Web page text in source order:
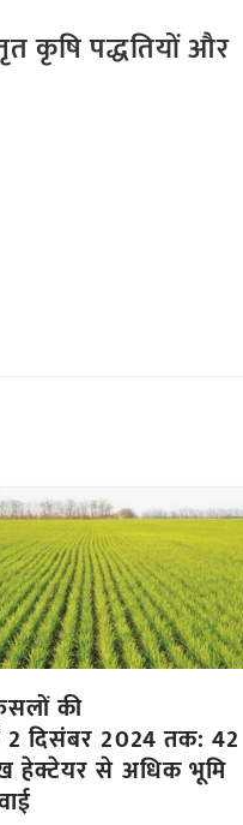
कृषि पद्धतियों और
की
दिसंबर 2024 तक: 42
हेक्टेयर से अधिक भूमि